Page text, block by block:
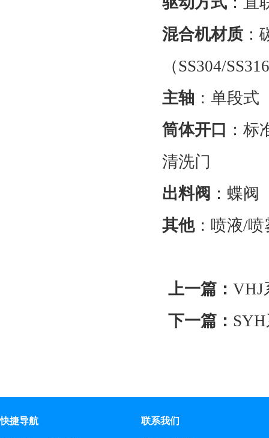
混合机材质
（SS304/
主轴 ：单段
筒体开口 ：
清洗门
出料阀 ：蝶
其他：喷液/
上一篇： VHJ
下一篇：
快捷导航 联系我们